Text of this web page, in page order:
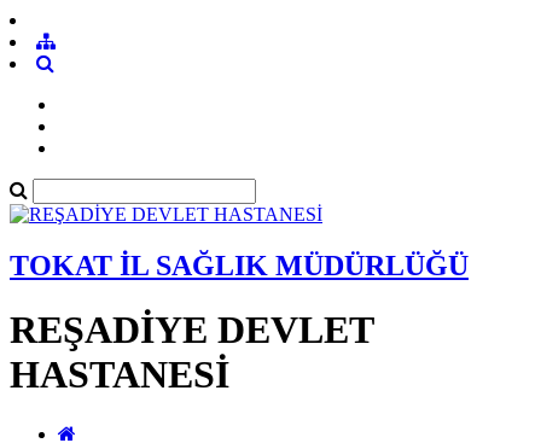
TOKAT İL SAĞLIK MÜDÜRLÜĞÜ
REŞADİYE DEVLET
HASTANESİ